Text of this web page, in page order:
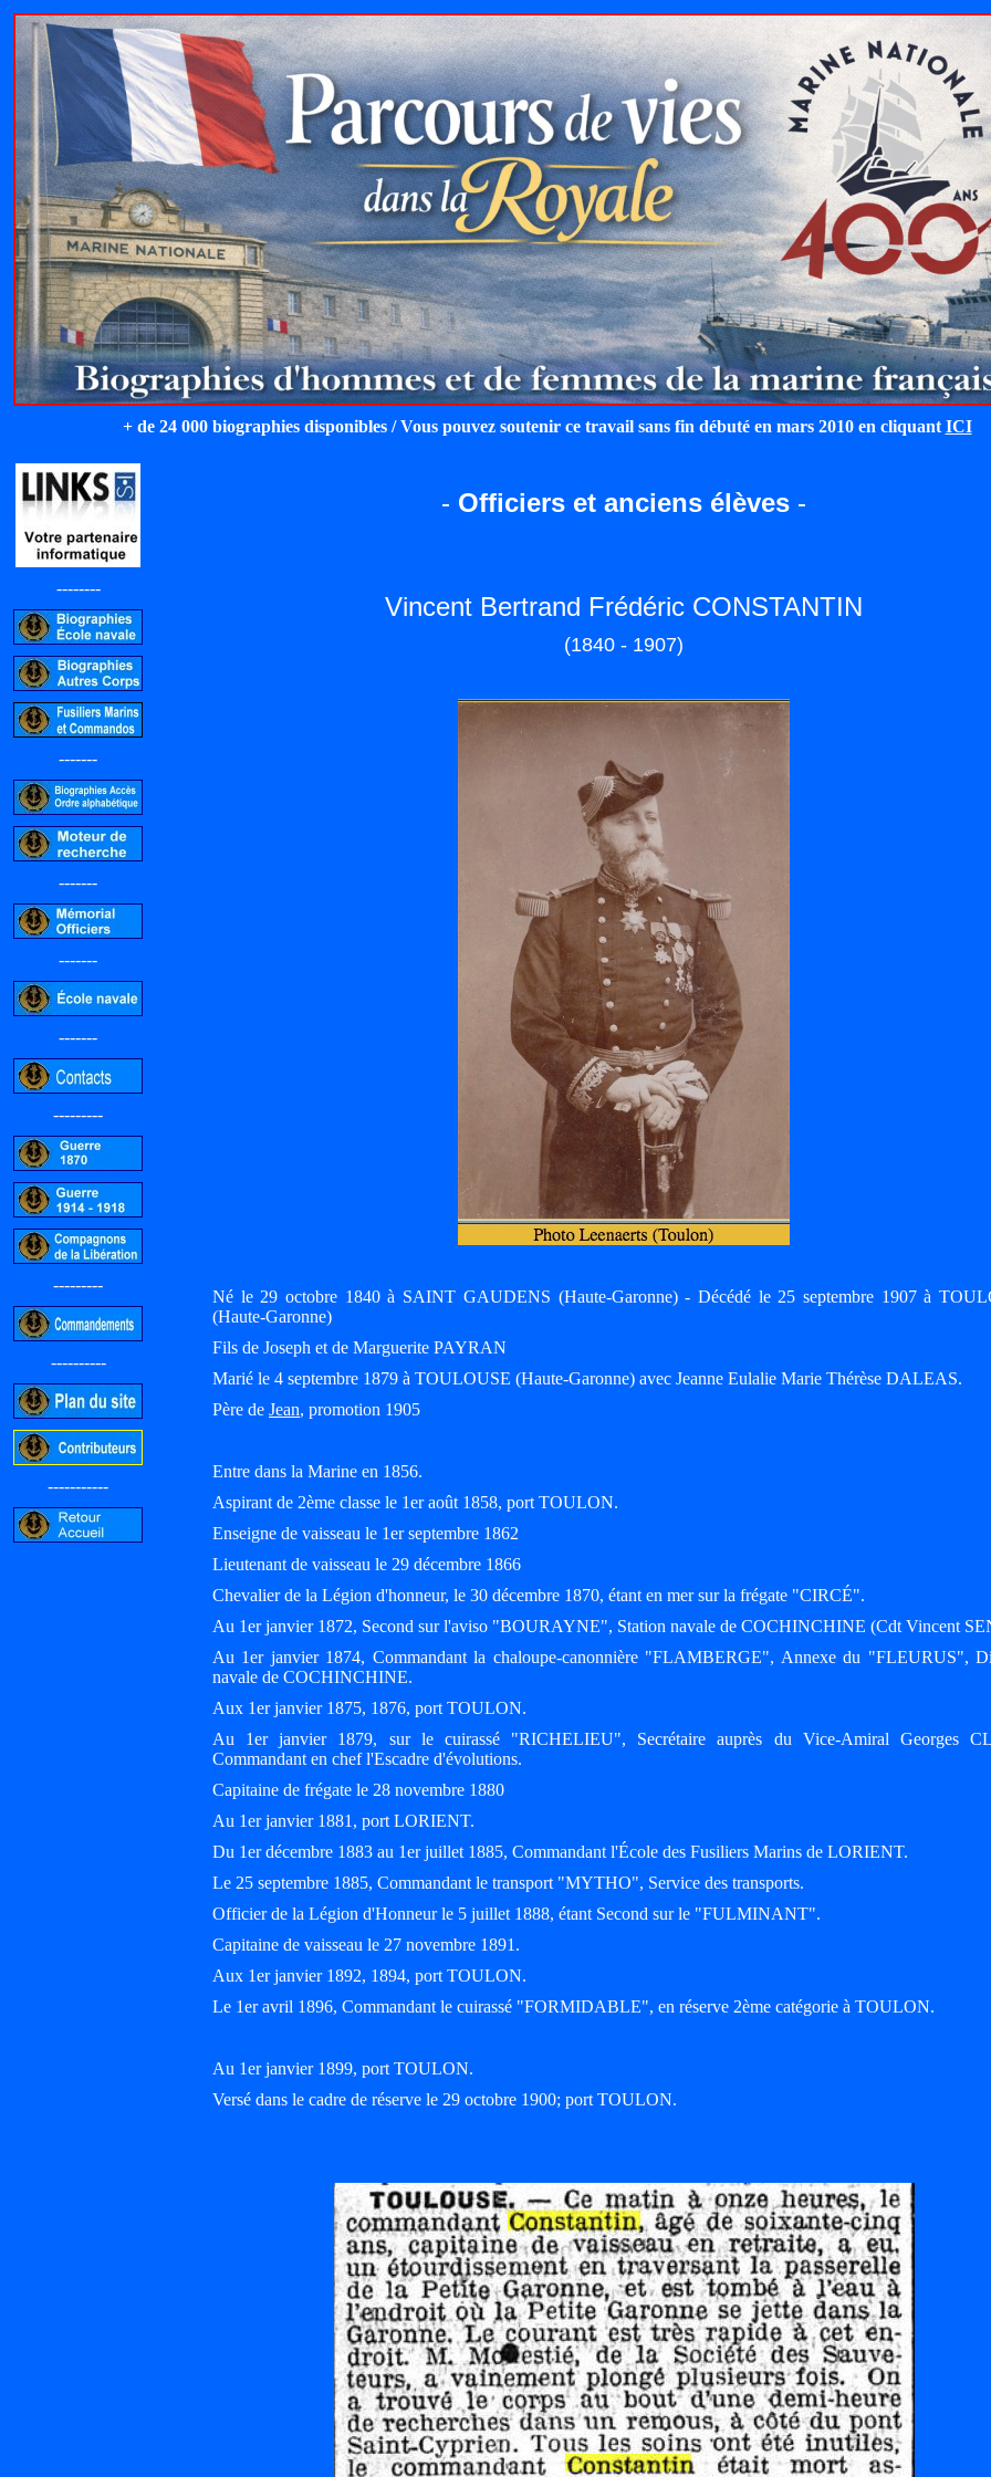
+ de 24 000 biographies disponibles / Vous pouvez soutenir ce travail sans fin débuté en mars 2010 en cliquant ICI
--------
-------
-------
-------
-------
---------
---------
----------
-----------
- Officiers et anciens élèves -
Vincent Bertrand Frédéric CONSTANTIN
(1840 - 1907)
Né le 29 octobre 1840 à SAINT GAUDENS (Haute-Garonne) - Décédé le 25 septembre 1907 à
(Haute-Garonne)
Fils de Joseph et de Marguerite PAYRAN
Marié le 4 septembre 1879 à TOULOUSE (Haute-Garonne) avec Jeanne Eulalie Marie Thérèse DALEAS.
Père de Jean, promotion 1905
Entre dans la Marine en 1856.
Aspirant de 2ème classe le 1er août 1858, port TOULON.
Enseigne de vaisseau le 1er septembre 1862
Lieutenant de vaisseau le 29 décembre 1866
Chevalier de la Légion d'honneur, le 30 décembre 1870, étant en mer sur la frégate "CIRCÉ".
Au 1er janvier 1872, Second sur l'aviso "BOURAYNE", Station navale de COCHINCHINE (Cdt Vincent
Au 1er janvier 1874, Commandant la chaloupe-canonnière "FLAMBERGE", Annexe du "FLEURUS",
navale de COCHINCHINE.
Aux 1er janvier 1875, 1876, port TOULON.
Au 1er janvier 1879, sur le cuirassé "RICHELIEU", Secrétaire auprès du Vice-Amiral Georges
Commandant en chef l'Escadre d'évolutions.
Capitaine de frégate le 28 novembre 1880
Au 1er janvier 1881, port LORIENT.
Du 1er décembre 1883 au 1er juillet 1885, Commandant l'École des Fusiliers Marins de LORIENT.
Le 25 septembre 1885, Commandant le transport "MYTHO", Service des transports.
Officier de la Légion d'Honneur le 5 juillet 1888, étant Second sur le "FULMINANT".
Capitaine de vaisseau le 27 novembre 1891.
Aux 1er janvier 1892, 1894, port TOULON.
Le 1er avril 1896, Commandant le cuirassé "FORMIDABLE", en réserve 2ème catégorie à TOULON.
Au 1er janvier 1899, port TOULON.
Versé dans le cadre de réserve le 29 octobre 1900; port TOULON.